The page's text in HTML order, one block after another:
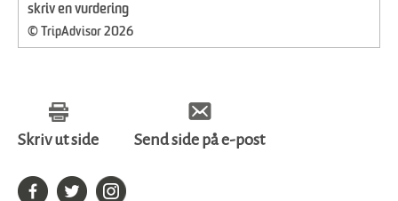
skriv en vurdering
© TripAdvisor 2026
Skriv ut side Send side på e-post